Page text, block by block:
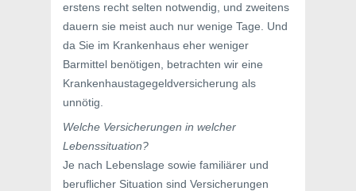
erstens recht selten notwendig, und zweitens
dauern sie meist auch nur wenige Tage. Und
da Sie im Krankenhaus eher weniger
Barmittel benötigen, betrachten wir eine
Krankenhaustagegeldversicherung als
unnötig.
Welche Versicherungen in welcher
Lebenssituation?
Je nach Lebenslage sowie familiärer und
beruflicher Situation sind Versicherungen